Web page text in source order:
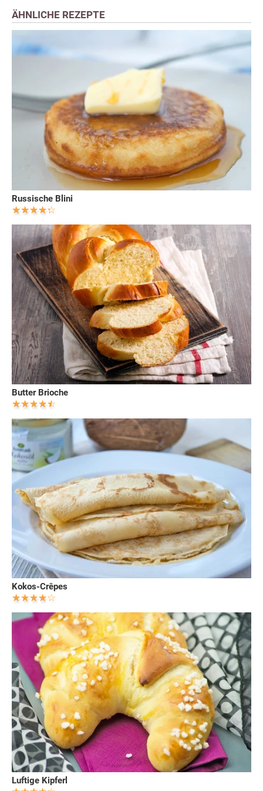
ÄHNLICHE REZEPTE
Russische Blini
Butter Brioche
Kokos-Crêpes
Luftige Kipferl